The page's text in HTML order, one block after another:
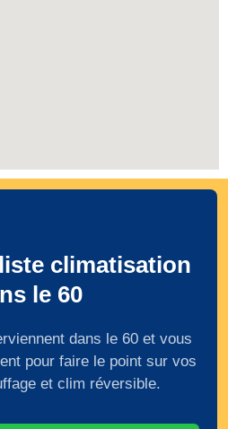
climatisation
le 60
dans le 60 et vous
pour faire le point sur vos
et clim réversible.